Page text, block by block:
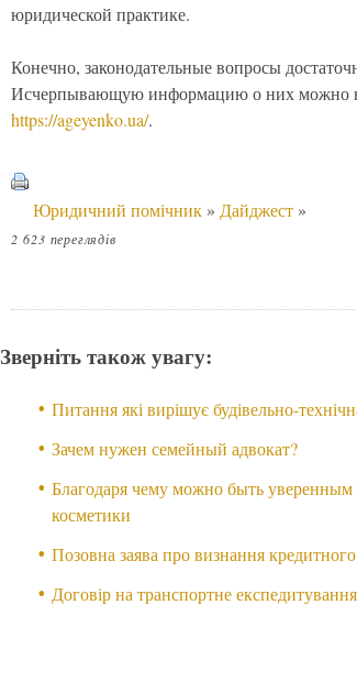
юридической практике.
Конечно, законодательные вопросы
Исчерпывающую информацию о них можно
https://ageyenko.ua/.
Юридичний помічник» Дайджест»
2 623 переглядів
Зверніть також увагу:
Питання які вирішує будівельно-
Зачем нужен семейный адвокат?
Благодаря чему можно быть уверенным
косметики
Позовна заява про визнання
Договір на транспортне експедитування